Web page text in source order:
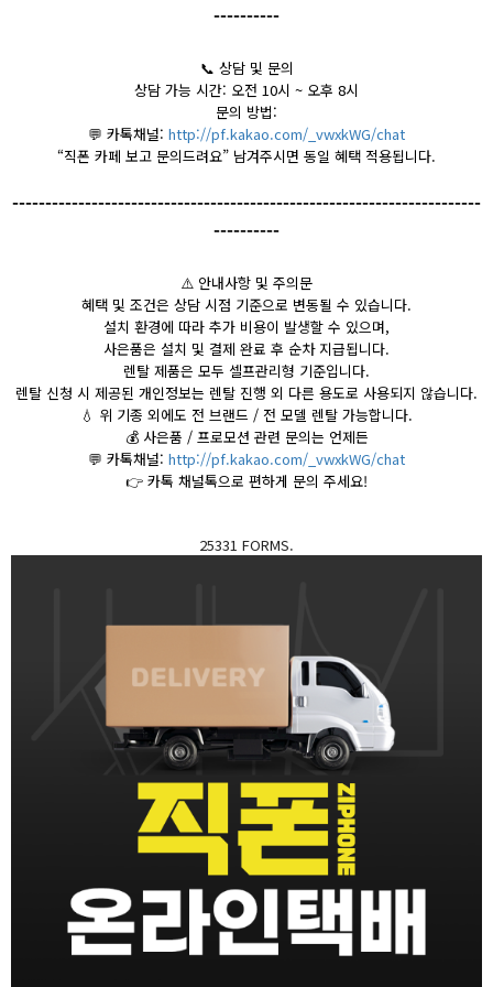
----------
📞 상담 및 문의
상담 가능 시간: 오전 10시 ~ 오후 8시
문의 방법:
💬 카톡채널: http://pf.kakao.com/_vwxkWG/chat
“직폰 카페 보고 문의드려요” 남겨주시면 동일 혜택 적용됩니다.
-----------------------------------------------------------------------
----------
⚠️ 안내사항 및 주의문
혜택 및 조건은 상담 시점 기준으로 변동될 수 있습니다.
설치 환경에 따라 추가 비용이 발생할 수 있으며,
사은품은 설치 및 결제 완료 후 순차 지급됩니다.
렌탈 제품은 모두 셀프관리형 기준입니다.
렌탈 신청 시 제공된 개인정보는 렌탈 진행 외 다른 용도로 사용되지 않습니다.
💧 위 기종 외에도 전 브랜드 / 전 모델 렌탈 가능합니다.
💰사은품 / 프로모션 관련 문의는 언제든
💬 카톡채널: http://pf.kakao.com/_vwxkWG/chat
👉 카톡 채널톡으로 편하게 문의 주세요!
25331 FORMS.